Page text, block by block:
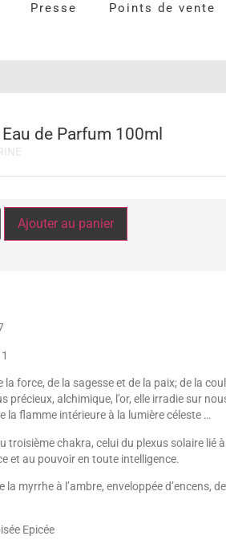
Presse Points de vente
de Parfum 100ml
Ajouter au panier
la force, de la sagesse et de la paix; de la
précieux, alchimique, l’or, elle irradie sur
la flamme intérieure à la lumière céleste …
troisième chakra, celui du plexus solaire lié
et au pouvoir en toute intelligence.
la myrrhe à l’ambre, enveloppée d’encens,
Epicée